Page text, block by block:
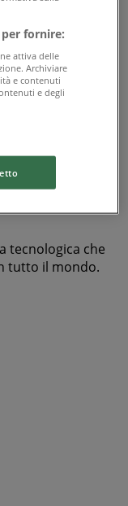
Esselunga
Decò
Tigotà
Expert
PrimoPrezzo
tecnologica che
tutto il mondo.
fornire:
attiva delle
Archiviare
e contenuti
e degli